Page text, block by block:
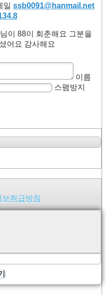
일 ssb0091@hanmail.net
이 88이 회춘해요 그분을
어요 감사해요
이름
스팸방지
취급방침